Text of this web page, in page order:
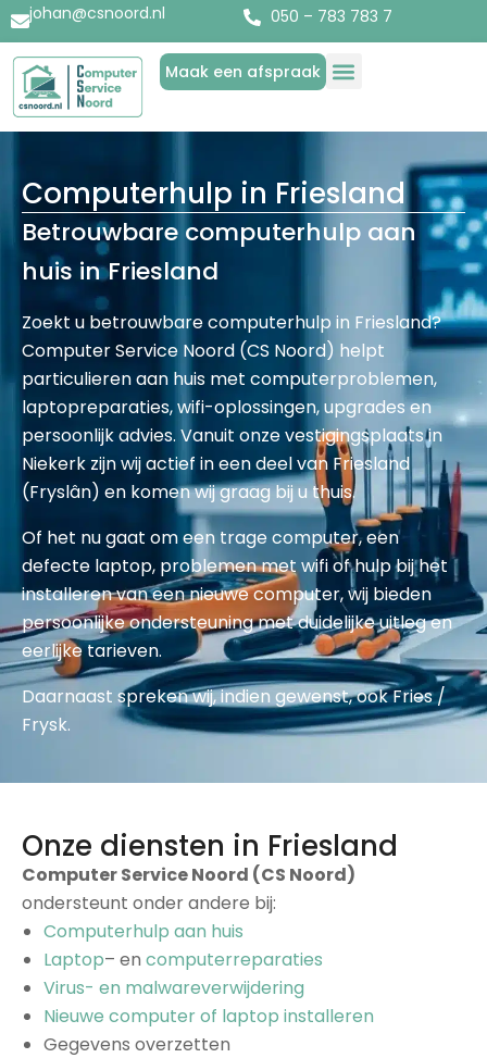
johan@csnoord.nl 050 – 783 783 7
Maak een afspraak
Computerhulp in Friesland
Betrouwbare computerhulp aan
huis in Friesland
Zoekt u betrouwbare computerhulp in Friesland?
Computer Service Noord (CS Noord) helpt
particulieren aan huis met computerproblemen,
laptopreparaties, wifi-oplossingen, upgrades en
persoonlijk advies. Vanuit onze vestigingsplaats in
Niekerk zijn wij actief in een deel van Friesland
(Fryslân) en komen wij graag bij u thuis.
Of het nu gaat om een trage computer, een
defecte laptop, problemen met wifi of hulp bij het
installeren van een nieuwe computer, wij bieden
persoonlijke ondersteuning met duidelijke uitleg en
eerlijke tarieven.
Daarnaast spreken wij, indien gewenst, ook Fries /
Frysk.
Onze diensten in Friesland
Computer Service Noord (CS Noord)
ondersteunt onder andere bij:
Computerhulp aan huis
Laptop– en computerreparaties
Virus- en malwareverwijdering
Nieuwe computer of laptop installeren
Gegevens overzetten